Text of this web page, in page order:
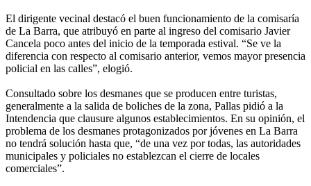
El dirigente vecinal destacó el buen funcionamiento de la comisaría
de La Barra, que atribuyó en parte al ingreso del comisario Javier
Cancela poco antes del inicio de la temporada estival. “Se ve la
diferencia con respecto al comisario anterior, vemos mayor presencia
policial en las calles”, elogió.
Consultado sobre los desmanes que se producen entre turistas,
generalmente a la salida de boliches de la zona, Pallas pidió a la
Intendencia que clausure algunos establecimientos. En su opinión, el
problema de los desmanes protagonizados por jóvenes en La Barra
no tendrá solución hasta que, “de una vez por todas, las autoridades
municipales y policiales no establezcan el cierre de locales
comerciales”.